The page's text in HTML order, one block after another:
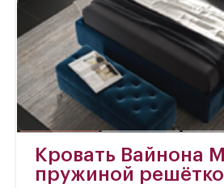
Кровать Вайнона
пружиной